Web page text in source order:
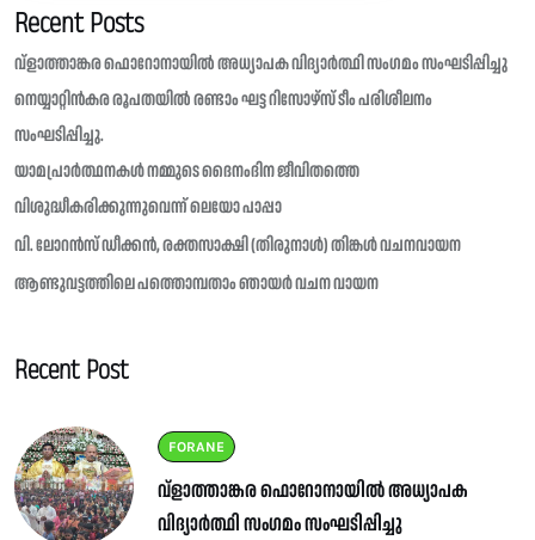
Recent Posts
വ്ളാത്താങ്കര ഫൊറോനായിൽ അധ്യാപക വിദ്യാർത്ഥി സംഗമം സംഘടിപ്പിച്ചു
നെയ്യാറ്റിൻകര രൂപതയിൽ രണ്ടാം ഘട്ട റിസോഴ്സ് ടീം പരിശീലനം
സംഘടിപ്പിച്ചു.
യാമപ്രാർത്ഥനകൾ നമ്മുടെ ദൈനംദിന ജീവിതത്തെ
വിശുദ്ധീകരിക്കുന്നുവെന്ന് ലെയോ പാപ്പാ
വി. ലോറൻസ് ഡീക്കൻ, രക്തസാക്ഷി (തിരുനാൾ) തിങ്കൾ വചനവായന
ആണ്ടുവട്ടത്തിലെ പത്തൊമ്പതാം ഞായർ വചന വായന
Recent Post
FORANE
വ്ളാത്താങ്കര ഫൊറോനായിൽ അധ്യാപക
വിദ്യാർത്ഥി സംഗമം സംഘടിപ്പിച്ചു